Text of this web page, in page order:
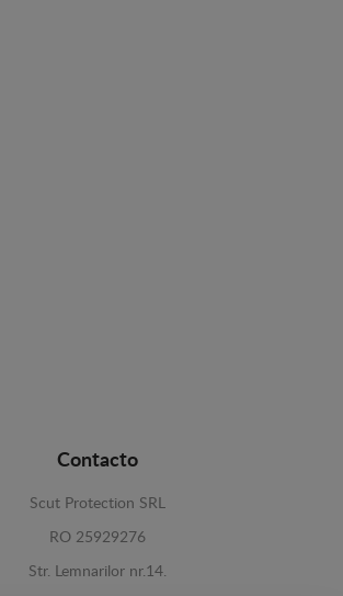
Contacto
Scut Protection SRL
RO 25929276
Str. Lemnarilor nr.14.